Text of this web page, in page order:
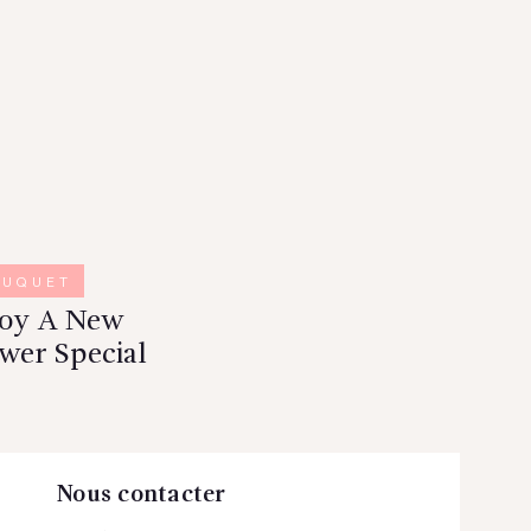
A New
Special
Nous contacter